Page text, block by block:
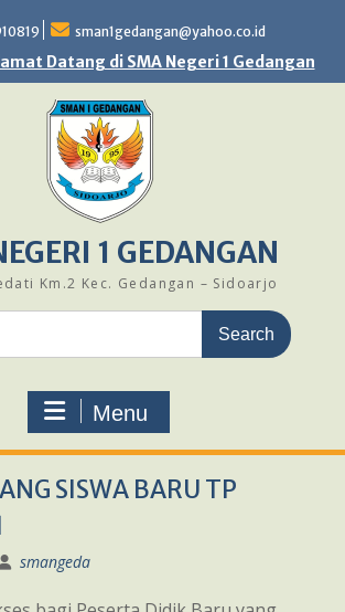
sman1gedangan@yahoo.co.id
Datang di SMA Negeri 1 Gedangan
1 GEDANGAN
Km.2 Kec. Gedangan – Sidoarjo
Menu
SISWA BARU TP
smangeda